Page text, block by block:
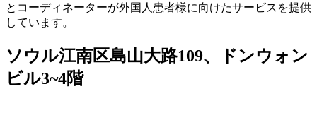
とコーディネーターが外国人患者様に向けたサービスを提供
しています。
ソウル江南区島山大路109、ドンウォン
ビル3~4階